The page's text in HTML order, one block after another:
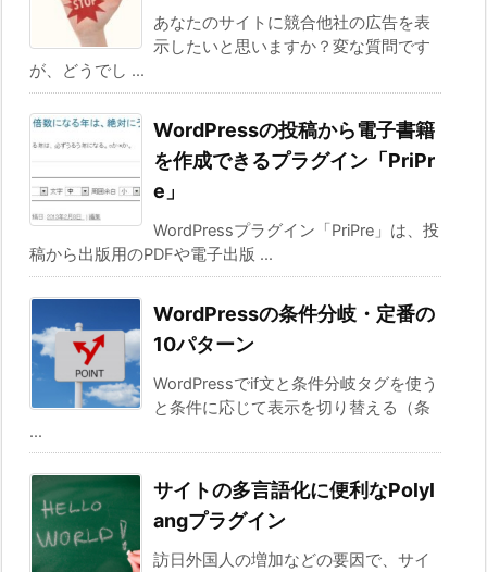
あなたのサイトに競合他社の広告を表
示したいと思いますか？変な質問です
が、どうでし ...
WordPressの投稿から電子書籍
を作成できるプラグイン「PriPr
e」
WordPressプラグイン「PriPre」は、投
稿から出版用のPDFや電子出版 ...
WordPressの条件分岐・定番の
10パターン
WordPressでif文と条件分岐タグを使う
と条件に応じて表示を切り替える（条
...
サイトの多言語化に便利なPolyl
angプラグイン
訪日外国人の増加などの要因で、サイ